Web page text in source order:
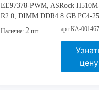
EЕ97378-PWM, ASRock
R2.0, DIMM DDR4 8 GB PC4-
3200 MHz ADATA, SSD 2,5" 480
Mini-Tower ExeGate BAA-107U,
Наличие: 2 шт. арт:КА-
цену